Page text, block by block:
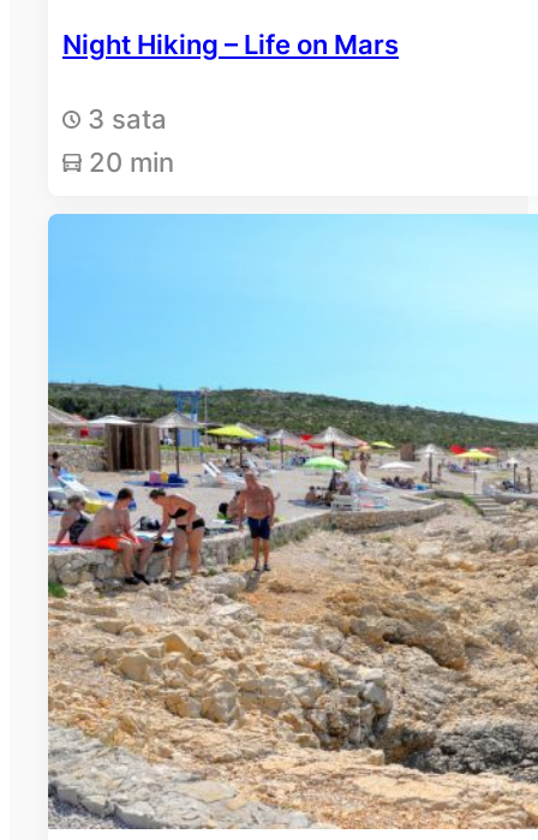
Night Hiking – Life on Mars
3 sata
20 min